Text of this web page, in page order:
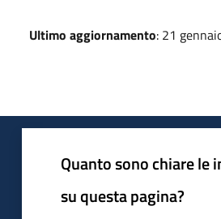
Ultimo aggiornamento: 21
Quanto sono chiare le
su questa pagina?